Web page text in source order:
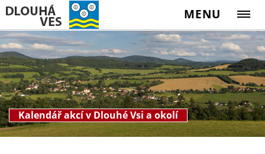
MENU
Kalendář akcí v Dlouhé Vsi a okolí